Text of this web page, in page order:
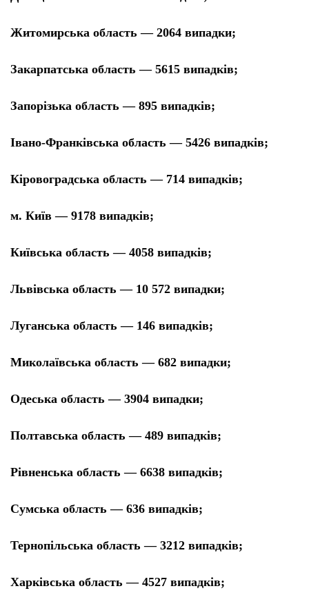
Житомирська область — 2064 випадки;
Закарпатська область — 5615 випадків;
Запорізька область — 895 випадків;
Івано-Франківська область — 5426 випадків;
Кіровоградська область — 714 випадків;
м. Київ — 9178 випадків;
Київська область — 4058 випадків;
Львівська область — 10 572 випадки;
Луганська область — 146 випадків;
Миколаївська область — 682 випадки;
Одеська область — 3904 випадки;
Полтавська область — 489 випадків;
Рівненська область — 6638 випадків;
Сумська область — 636 випадків;
Тернопільська область — 3212 випадків;
Харківська область — 4527 випадків;